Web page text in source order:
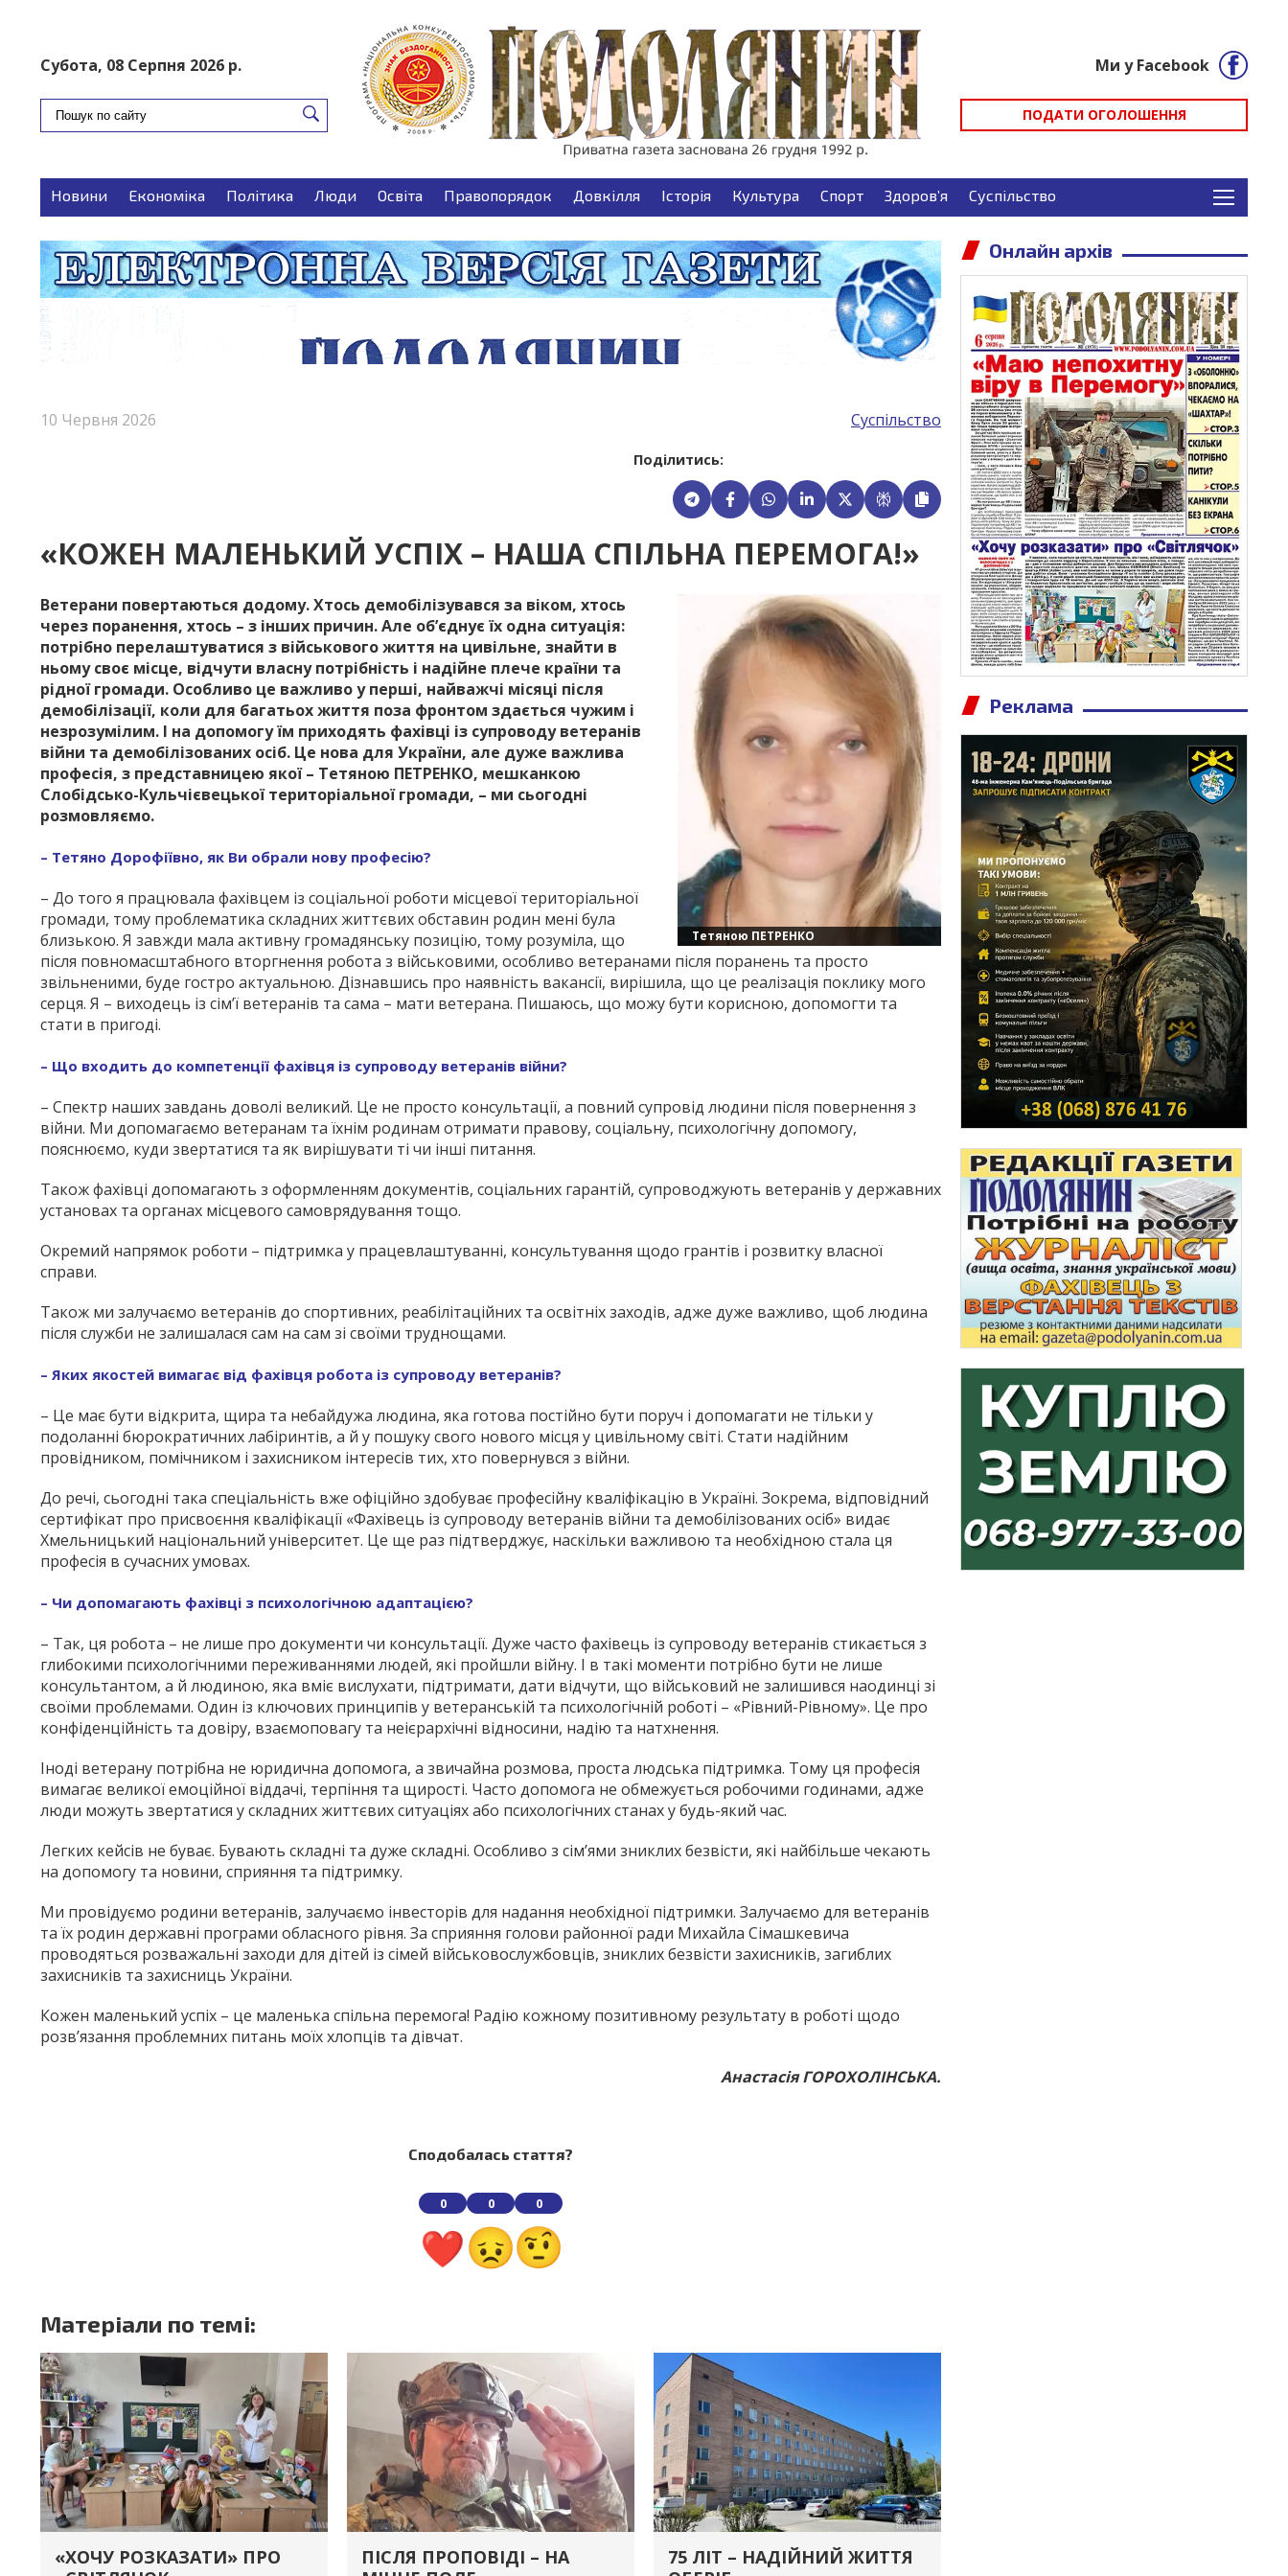
Субота, 08 Серпня 2026 р. Ми у Facebook
ПОДАТИ ОГОЛОШЕННЯ
Новини Економіка Політика Люди Освіта Правопорядок Довкілля Історія Культура Спорт Здоров’я Суспільство
10 Червня 2026 Суспільство
Поділитись:
«КОЖЕН МАЛЕНЬКИЙ УСПІХ – НАША СПІЛЬНА ПЕРЕМОГА!»
Тетяною ПЕТРЕНКО
Ветерани повертаються додому. Хтось демобілізувався за віком, хтось
через поранення, хтось – з інших причин. Але об’єднує їх одна ситуація:
потрібно перелаштуватися з військового життя на цивільне, знайти в
ньому своє місце, відчути власну потрібність і надійне плече країни та
рідної громади. Особливо це важливо у перші, найважчі місяці після
демобілізації, коли для багатьох життя поза фронтом здається чужим і
незрозумілим. І на допомогу їм приходять фахівці із супроводу ветеранів
війни та демобілізованих осіб. Це нова для України, але дуже важлива
професія, з представницею якої – Тетяною ПЕТРЕНКО, мешканкою
Слобідсько-Кульчієвецької територіальної громади, – ми сьогодні
розмовляємо.
– Тетяно Дорофіївно, як Ви обрали нову професію?
– До того я працювала фахівцем із соціальної роботи місцевої територіальної
громади, тому проблематика складних життєвих обставин родин мені була
близькою. Я завжди мала активну громадянську позицію, тому розуміла, що
після повномасштабного вторгнення робота з військовими, особливо ветеранами після поранень та просто
звільненими, буде гостро актуальною. Дізнавшись про наявність вакансії, вирішила, що це реалізація поклику мого
серця. Я – виходець із сім’ї ветеранів та сама – мати ветерана. Пишаюсь, що можу бути корисною, допомогти та
стати в пригоді.
– Що входить до компетенції фахівця із супроводу ветеранів війни?
– Спектр наших завдань доволі великий. Це не просто консультації, а повний супровід людини після повернення з
війни. Ми допомагаємо ветеранам та їхнім родинам отримати правову, соціальну, психологічну допомогу,
пояснюємо, куди звертатися та як вирішувати ті чи інші питання.
Також фахівці допомагають з оформленням документів, соціальних гарантій, супроводжують ветеранів у державних
установах та органах місцевого самоврядування тощо.
Окремий напрямок роботи – підтримка у працевлаштуванні, консультування щодо грантів і розвитку власної
справи.
Також ми залучаємо ветеранів до спортивних, реабілітаційних та освітніх заходів, адже дуже важливо, щоб людина
після служби не залишалася сам на сам зі своїми труднощами.
– Яких якостей вимагає від фахівця робота із супроводу ветеранів?
– Це має бути відкрита, щира та небайдужа людина, яка готова постійно бути поруч і допомагати не тільки у
подоланні бюрократичних лабіринтів, а й у пошуку свого нового місця у цивільному світі. Стати надійним
провідником, помічником і захисником інтересів тих, хто повернувся з війни.
До речі, сьогодні така спеціальність вже офіційно здобуває професійну кваліфікацію в Україні. Зокрема, відповідний
сертифікат про присвоєння кваліфікації «Фахівець із супроводу ветеранів війни та демобілізованих осіб» видає
Хмельницький національний університет. Це ще раз підтверджує, наскільки важливою та необхідною стала ця
професія в сучасних умовах.
– Чи допомагають фахівці з психологічною адаптацією?
– Так, ця робота – не лише про документи чи консультації. Дуже часто фахівець із супроводу ветеранів стикається з
глибокими психологічними переживаннями людей, які пройшли війну. І в такі моменти потрібно бути не лише
консультантом, а й людиною, яка вміє вислухати, підтримати, дати відчути, що військовий не залишився наодинці зі
своїми проблемами. Один із ключових принципів у ветеранській та психологічній роботі – «Рівний-Рівному». Це про
конфіденційність та довіру, взаємоповагу та неієрархічні відносини, надію та натхнення.
Іноді ветерану потрібна не юридична допомога, а звичайна розмова, проста людська підтримка. Тому ця професія
вимагає великої емоційної віддачі, терпіння та щирості. Часто допомога не обмежується робочими годинами, адже
люди можуть звертатися у складних життєвих ситуаціях або психологічних станах у будь-який час.
Легких кейсів не буває. Бувають складні та дуже складні. Особливо з сім’ями зниклих безвісти, які найбільше чекають
на допомогу та новини, сприяння та підтримку.
Ми провідуємо родини ветеранів, залучаємо інвесторів для надання необхідної підтримки. Залучаємо для ветеранів
та їх родин державні програми обласного рівня. За сприяння голови районної ради Михайла Сімашкевича
проводяться розважальні заходи для дітей із сімей військовослужбовців, зниклих безвісти захисників, загиблих
захисників та захисниць України.
Кожен маленький успіх – це маленька спільна перемога! Радію кожному позитивному результату в роботі щодо
розв’язання проблемних питань моїх хлопців та дівчат.
Анастасія ГОРОХОЛІНСЬКА.
Сподобалась стаття?
0 0 0
Матеріали по темі:
«ХОЧУ РОЗКАЗАТИ» ПРО
ПІСЛЯ ПРОПОВІДІ – НА
75 ЛІТ – НАДІЙНИЙ ЖИТТЯ
Онлайн архів
Реклама